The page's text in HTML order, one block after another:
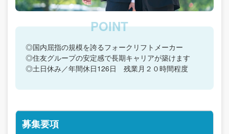
◎国内屈指の規模を誇るフォークリフトメーカー
◎住友グループの安定感で長期キャリアが築けます
◎土日休み／年間休日126日 残業月２０時間程度
募集要項